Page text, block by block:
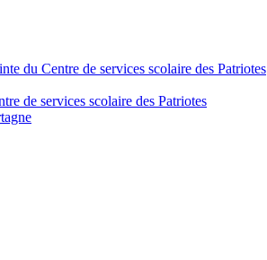
du Centre de services scolaire des Patriotes
de services scolaire des Patriotes